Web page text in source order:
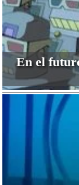
En el